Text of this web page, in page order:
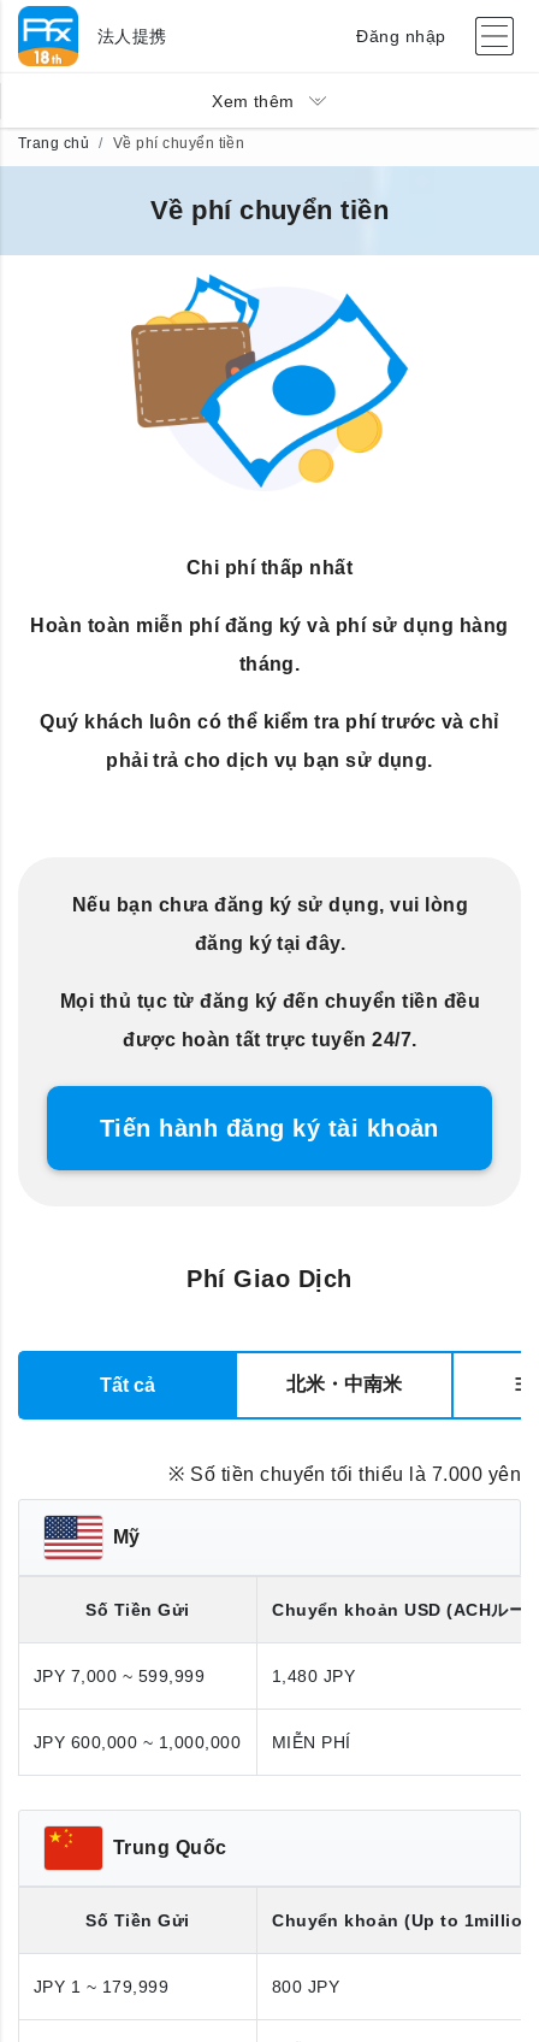
法人提携 Đăng nhập
Xem thêm
Trang chủ Về phí chuyển tiền
Về phí chuyển tiền
Chi phí thấp nhất
Hoàn toàn miễn phí đăng ký và phí sử dụng hàng
tháng.
Quý khách luôn có thể kiểm tra phí trước và chỉ
phải trả cho dịch vụ bạn sử dụng.
Nếu bạn chưa đăng ký sử dụng, vui lòng
đăng ký tại đây.
Mọi thủ tục từ đăng ký đến chuyển tiền đều
được hoàn tất trực tuyến 24/7.
Tiến hành đăng ký tài khoản
Phí Giao Dịch
Tất cả 北米・中南米 ヨ
※ Số tiền chuyển tối thiểu là 7.000 yên
Mỹ
Số Tiền Gửi Chuyển khoản USD(ACHルー
JPY 7,000 ~ 599,999 1,480 JPY
JPY 600,000 ~ 1,000,000 MIỄN PHÍ
Trung Quốc
Số Tiền Gửi Chuyển khoản (Up to 1million
JPY 1 ~ 179,999 800 JPY